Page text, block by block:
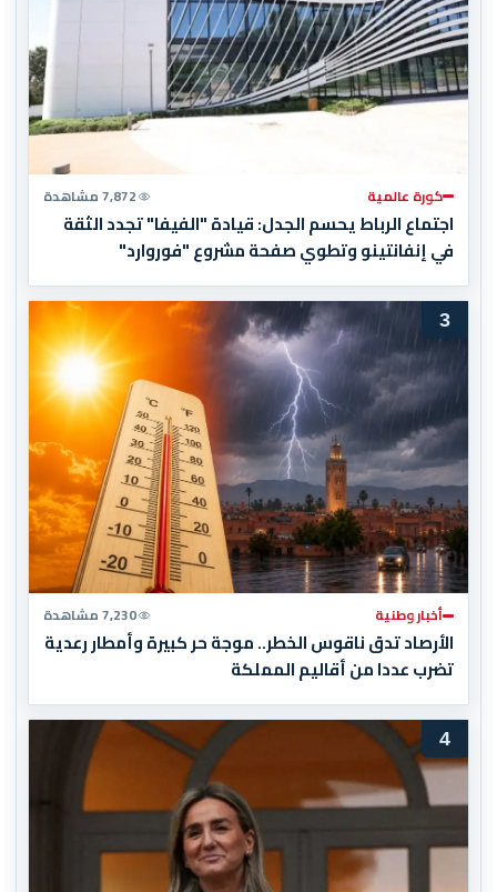
كورة عالمية 7,872 مشاهدة
اجتماع الرباط يحسم الجدل: قيادة "الفيفا" تجدد الثقة
في إنفانتينو وتطوي صفحة مشروع "فوروارد"
3
أخبار وطنية 7,230 مشاهدة
الأرصاد تدق ناقوس الخطر.. موجة حر كبيرة وأمطار رعدية
تضرب عددا من أقاليم المملكة
4